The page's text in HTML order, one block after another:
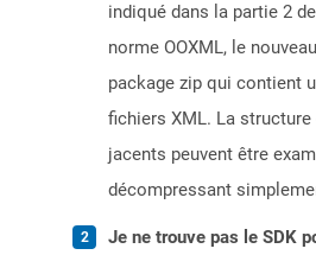
indiqué dans la partie 2
norme OOXML, le
package zip qui contient
fichiers XML. La
jacents peuvent être
décompressant
Je ne trouve pas le SDK